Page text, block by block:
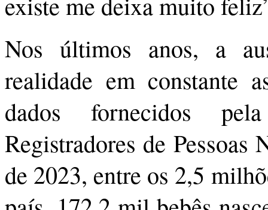
Nos últimos anos, a
realidade em constante
dados fornecidos
Registradores de
de 2023, entre os 2,5